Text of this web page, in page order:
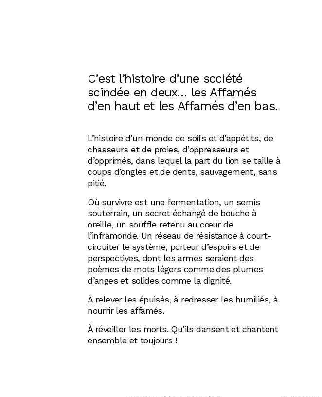
C’est l’histoire d’une société
scindée en deux… les Affamés
d’en haut et les Affamés d’en bas.
L’histoire d’un monde de soifs et d’appétits, de
chasseurs et de proies, d’oppresseurs et
d’opprimés, dans lequel la part du lion se taille à
coups d’ongles et de dents, sauvagement, sans
pitié.
Où survivre est une fermentation, un semis
souterrain, un secret échangé de bouche à
oreille, un souffle retenu au cœur de
l’inframonde. Un réseau de résistance à court-
circuiter le système, porteur d’espoirs et de
perspectives, dont les armes seraient des
poèmes de mots légers comme des plumes
d’anges et solides comme la dignité.
À relever les épuisés, à redresser les humiliés, à
nourrir les affamés.
À réveiller les morts. Qu’ils dansent et chantent
ensemble et toujours !